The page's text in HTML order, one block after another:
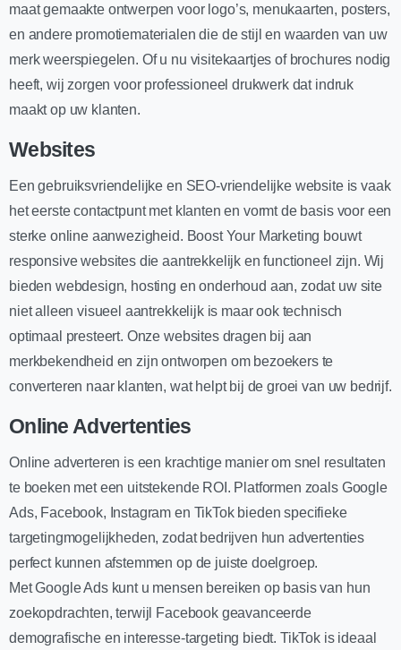
maat gemaakte ontwerpen voor logo’s, menukaarten, posters,
en andere promotiematerialen die de stijl en waarden van uw
merk weerspiegelen. Of u nu visitekaartjes of brochures nodig
heeft, wij zorgen voor professioneel drukwerk dat indruk
maakt op uw klanten.
Websites
Een gebruiksvriendelijke en SEO-vriendelijke website is vaak
het eerste contactpunt met klanten en vormt de basis voor een
sterke online aanwezigheid. Boost Your Marketing bouwt
responsive websites die aantrekkelijk en functioneel zijn. Wij
bieden webdesign, hosting en onderhoud aan, zodat uw site
niet alleen visueel aantrekkelijk is maar ook technisch
optimaal presteert. Onze websites dragen bij aan
merkbekendheid en zijn ontworpen om bezoekers te
converteren naar klanten, wat helpt bij de groei van uw bedrijf.
Online Advertenties
Online adverteren is een krachtige manier om snel resultaten
te boeken met een uitstekende ROI. Platformen zoals Google
Ads, Facebook, Instagram en TikTok bieden specifieke
targetingmogelijkheden, zodat bedrijven hun advertenties
perfect kunnen afstemmen op de juiste doelgroep.
Met Google Ads kunt u mensen bereiken op basis van hun
zoekopdrachten, terwijl Facebook geavanceerde
demografische en interesse-targeting biedt. TikTok is ideaal